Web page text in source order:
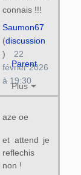
connais !!!
Parent
Plus
Saumon67
(discussion
)
22
février 2026
à 19:30
aze oe
et attend je
reflechis
non !